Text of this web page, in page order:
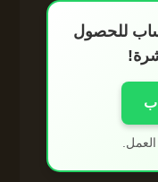
للحصول